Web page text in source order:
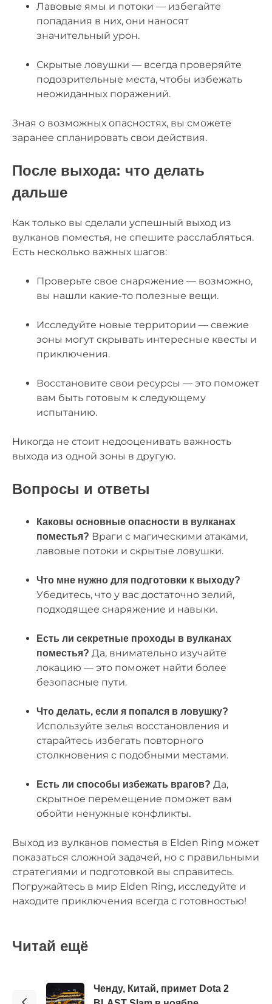
Лавовые ямы и потоки — избегайте
попадания в них, они наносят
значительный урон.
Скрытые ловушки — всегда проверяйте
подозрительные места, чтобы избежать
неожиданных поражений.
Зная о возможных опасностях, вы сможете
заранее спланировать свои действия.
После выхода: что делать
дальше
Как только вы сделали успешный выход из
вулканов поместья, не спешите расслабляться.
Есть несколько важных шагов:
Проверьте свое снаряжение — возможно,
вы нашли какие-то полезные вещи.
Исследуйте новые территории — свежие
зоны могут скрывать интересные квесты и
приключения.
Восстановите свои ресурсы — это поможет
вам быть готовым к следующему
испытанию.
Никогда не стоит недооценивать важность
выхода из одной зоны в другую.
Вопросы и ответы
Каковы основные опасности в вулканах
поместья? Враги с магическими атаками,
лавовые потоки и скрытые ловушки.
Что мне нужно для подготовки к выходу?
Убедитесь, что у вас достаточно зелий,
подходящее снаряжение и навыки.
Есть ли секретные проходы в вулканах
поместья? Да, внимательно изучайте
локацию — это поможет найти более
безопасные пути.
Что делать, если я попался в ловушку?
Используйте зелья восстановления и
старайтесь избегать повторного
столкновения с подобными местами.
Есть ли способы избежать врагов? Да,
скрытное перемещение поможет вам
обойти ненужные конфликты.
Выход из вулканов поместья в Elden Ring может
показаться сложной задачей, но с правильными
стратегиями и подготовкой вы справитесь.
Погружайтесь в мир Elden Ring, исследуйте и
находите приключения всегда с готовностью!
Читай ещё
Ченду, Китай, примет Dota 2